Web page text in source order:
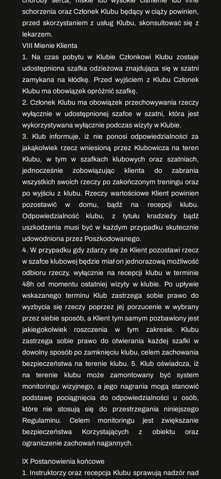
schorzenia oraz Członek Klubu będący w ciąży powinien,
przed skorzystaniem z usług Klubu, skonsultować się z
lekarzem.
VIII Mienie Klienta
1. Na czas pobytu w Klubie Członkowi Klubu zostaje
udostępniona szafka odzieżowa znajdująca się w szatni
zamykana na kłódkę. Przed wyjściem z Klubu Członek
Klubu ma obowiązek opróżnić szafkę.
2. Członek Klubu ma obowiązek przechowywania rzeczy
wyłącznie w udostępnionej szafce w szatni, która jest
wykorzystywana wyłącznie podczas wizyty w Klubie.
3. Klub informuje, iż nie ponosi odpowiedzialności za
jakąkolwiek rzecz wniesioną przez Klubowicza na teren
Klubu, w tym w szafkach klubowych oraz szatniach,
jednocześnie zobowiązując klienta do zabrania
wszystkich swoich rzeczy po zakończonym treningu oraz
po wyjściu z klubu. Rzeczy wartościowe Klient powinien
pozostawić w domu, bądź na recepcji klubu.
Odpowiedzialność klubu, z tytułu kradzieży bądź
uszkodzenia musi być w każdym przypadku skutecznie
udowodniona przez Poszkodowanego.
4. W przypadku gdy zdarzy się że Klient pozostawi rzecz
w szafce klubowej będzie miał on jednorazową możliwość
odbioru rzeczy, wyłącznie na recepcji klubu w terminie
48h od momentu ostatniej wizyty w klubie. Po upływie
wskazanego terminu Klub zastrzega sobie prawo do
wyzbycia się rzeczy poprzez jej porzucenie w wybrany
przez siebie sposób, a Klient tym samym pozbawiony jest
jakiegokolwiek roszczenia w tym zakresie. Klubu
zastrzega sobie prawo do otwierania każdej szafki w
dowolny sposób po zamknięciu klubu, celem zachowania
bezpieczeństwa na terenie klubu. 5. Klub oświadcza, iż
na terenie klubu może zamontowany być system
monitoringu wizyjnego, a jego nagrania mogą stanowić
podstawę pociągnięcia do odpowiedzialności u osób,
które nie stosują się do przestrzegania niniejszego
Regulaminu. Celem monitoringu jest zwiększanie
bezpieczeństwa Korzystających z obiektu oraz
ograniczenie zachowań nagannych.
lX Postanowienia końcowe
1. Instruktorzy oraz recepcja Klubu sprawują nadzór nad